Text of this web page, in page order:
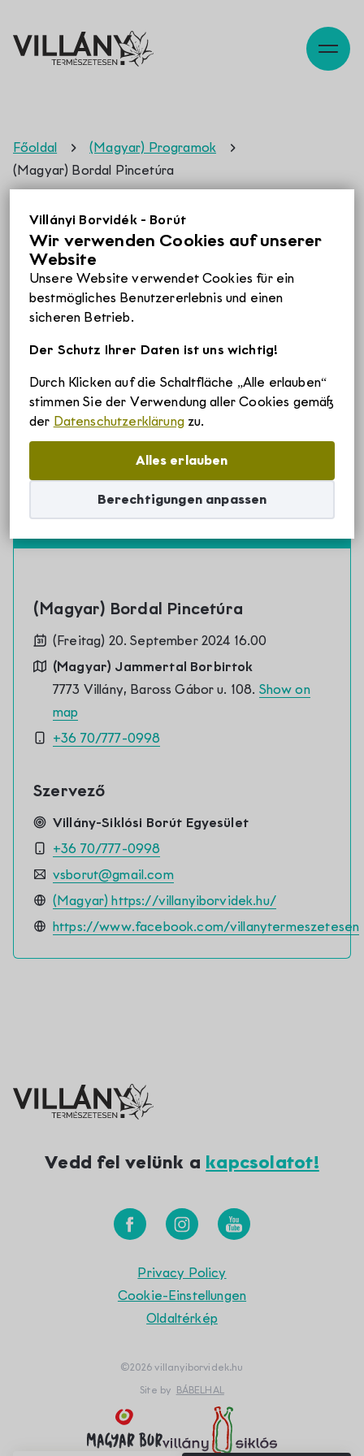
Villányi Borvidék - Borút
Wir verwenden Cookies auf unserer
Website
Unsere Website verwendet Cookies für ein
bestmögliches Benutzererlebnis und einen
sicheren Betrieb.
Der Schutz Ihrer Daten ist uns wichtig!
Durch Klicken auf die Schaltfläche „Alle erlauben“
stimmen Sie der Verwendung aller Cookies gemäß
der Datenschutzerklärungzu.
Alles erlauben
Berechtigungen anpassen
Beschreibung Karte
Főoldal
(Magyar) Programok
(Magyar) Bordal Pincetúra
(Magyar) Bordal
Pincetúra
Leider ist der Eintrag nur auf
Tickets are no longer available
(Magyar) Bordal Pincetúra
(Freitag) 20. September 2024 16.00
(Magyar) Jammertal Borbirtok
7773 Villány, Baross Gábor u. 108. Show on
map
+36 70/777-0998
Szervező
Villány-Siklósi Borút Egyesület
+36 70/777-0998
vsborut@gmail.com
(Magyar) https://villanyiborvidek.hu/
https://www.facebook.com/villanytermeszetesen
Vedd fel velünk a kapcsolatot!
Privacy Policy
Cookie-Einstellungen
Oldaltérkép
©2026 villanyiborvidek.hu
Site by BÁBELHAL
Szabadidő
Programok
Éttermek
Szállások
Borvidékről
Villányi borvidék története
Villányi eredetvédelem
Villányi Borvidék helyi termék védjegy
Villányi Borvidék filozófiája
Rólunk
Hírek
Pályázatok
Kontakt